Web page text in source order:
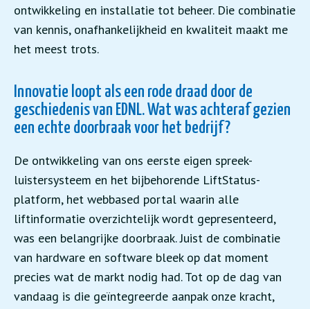
ontwikkeling en installatie tot beheer. Die combinatie
van kennis, onafhankelijkheid en kwaliteit maakt me
het meest trots.
Innovatie loopt als een rode draad door de
geschiedenis van EDNL. Wat was achteraf gezien
een echte doorbraak voor het bedrijf?
De ontwikkeling van ons eerste eigen spreek-
luistersysteem en het bijbehorende LiftStatus-
platform, het webbased portal waarin alle
liftinformatie overzichtelijk wordt gepresenteerd,
was een belangrijke doorbraak. Juist de combinatie
van hardware en software bleek op dat moment
precies wat de markt nodig had. Tot op de dag van
vandaag is die geïntegreerde aanpak onze kracht,